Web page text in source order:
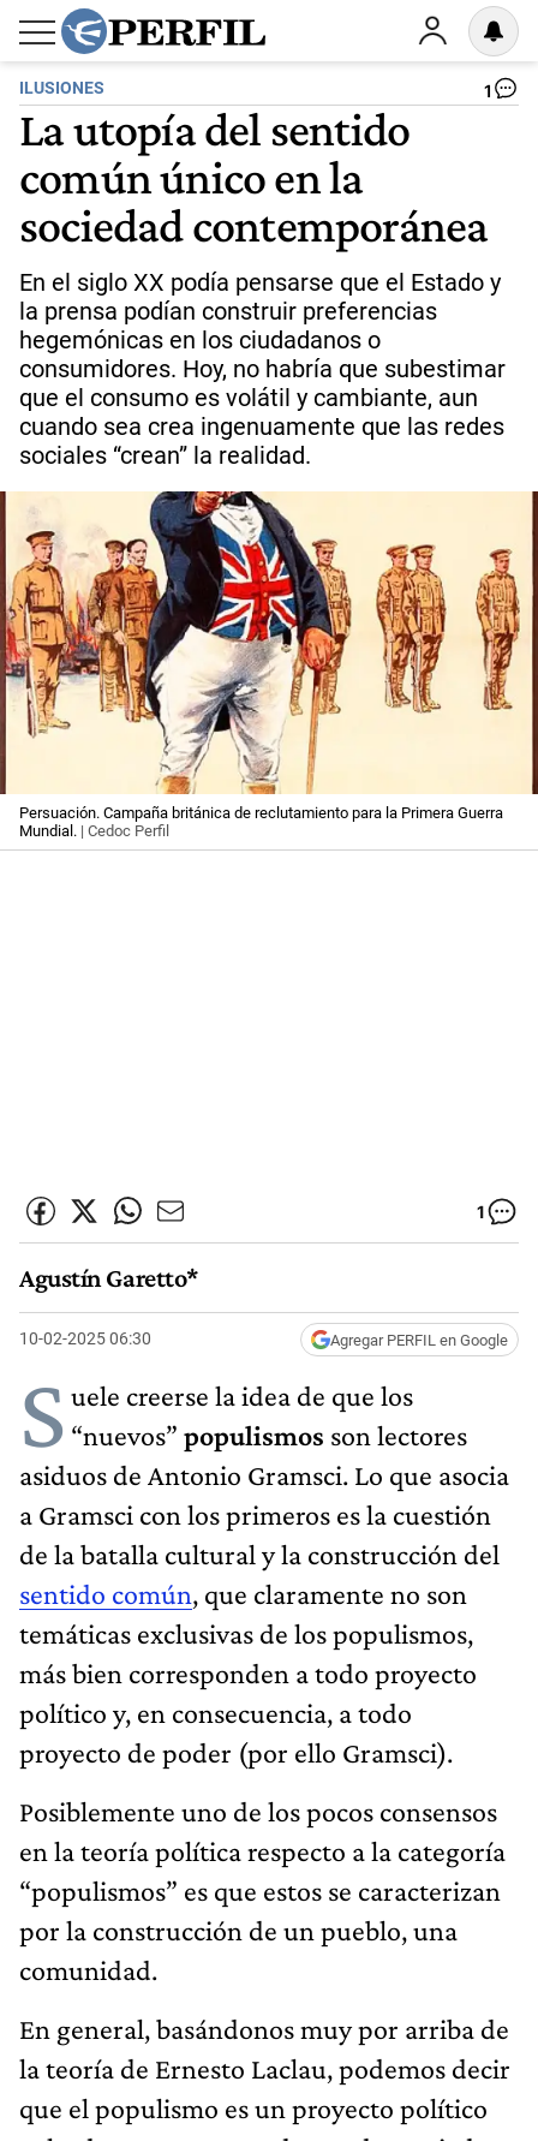
ILUSIONES 1
La utopía del sentido
común único en la
sociedad contemporánea
En el siglo XX podía pensarse que el Estado y
la prensa podían construir preferencias
hegemónicas en los ciudadanos o
consumidores. Hoy, no habría que subestimar
que el consumo es volátil y cambiante, aun
cuando sea crea ingenuamente que las redes
sociales “crean” la realidad.
Persuación. Campaña británica de reclutamiento para la Primera Guerra
Mundial. | Cedoc Perfil
1
Agustín Garetto*
10-02-2025 06:30 Agregar PERFIL en Google
S uele creerse la idea de que los
“nuevos” populismos son lectores
asiduos de Antonio Gramsci. Lo que asocia
a Gramsci con los primeros es la cuestión
de la batalla cultural y la construcción del
sentido común, que claramente no son
temáticas exclusivas de los populismos,
más bien corresponden a todo proyecto
político y, en consecuencia, a todo
proyecto de poder (por ello Gramsci).
Posiblemente uno de los pocos consensos
en la teoría política respecto a la categoría
“populismos” es que estos se caracterizan
por la construcción de un pueblo, una
comunidad.
En general, basándonos muy por arriba de
la teoría de Ernesto Laclau, podemos decir
que el populismo es un proyecto político